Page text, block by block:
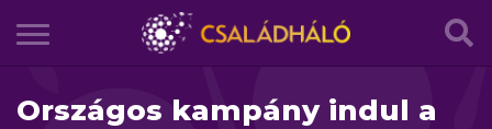
Országos kampány indul a